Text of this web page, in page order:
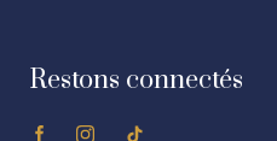
Restons connectés